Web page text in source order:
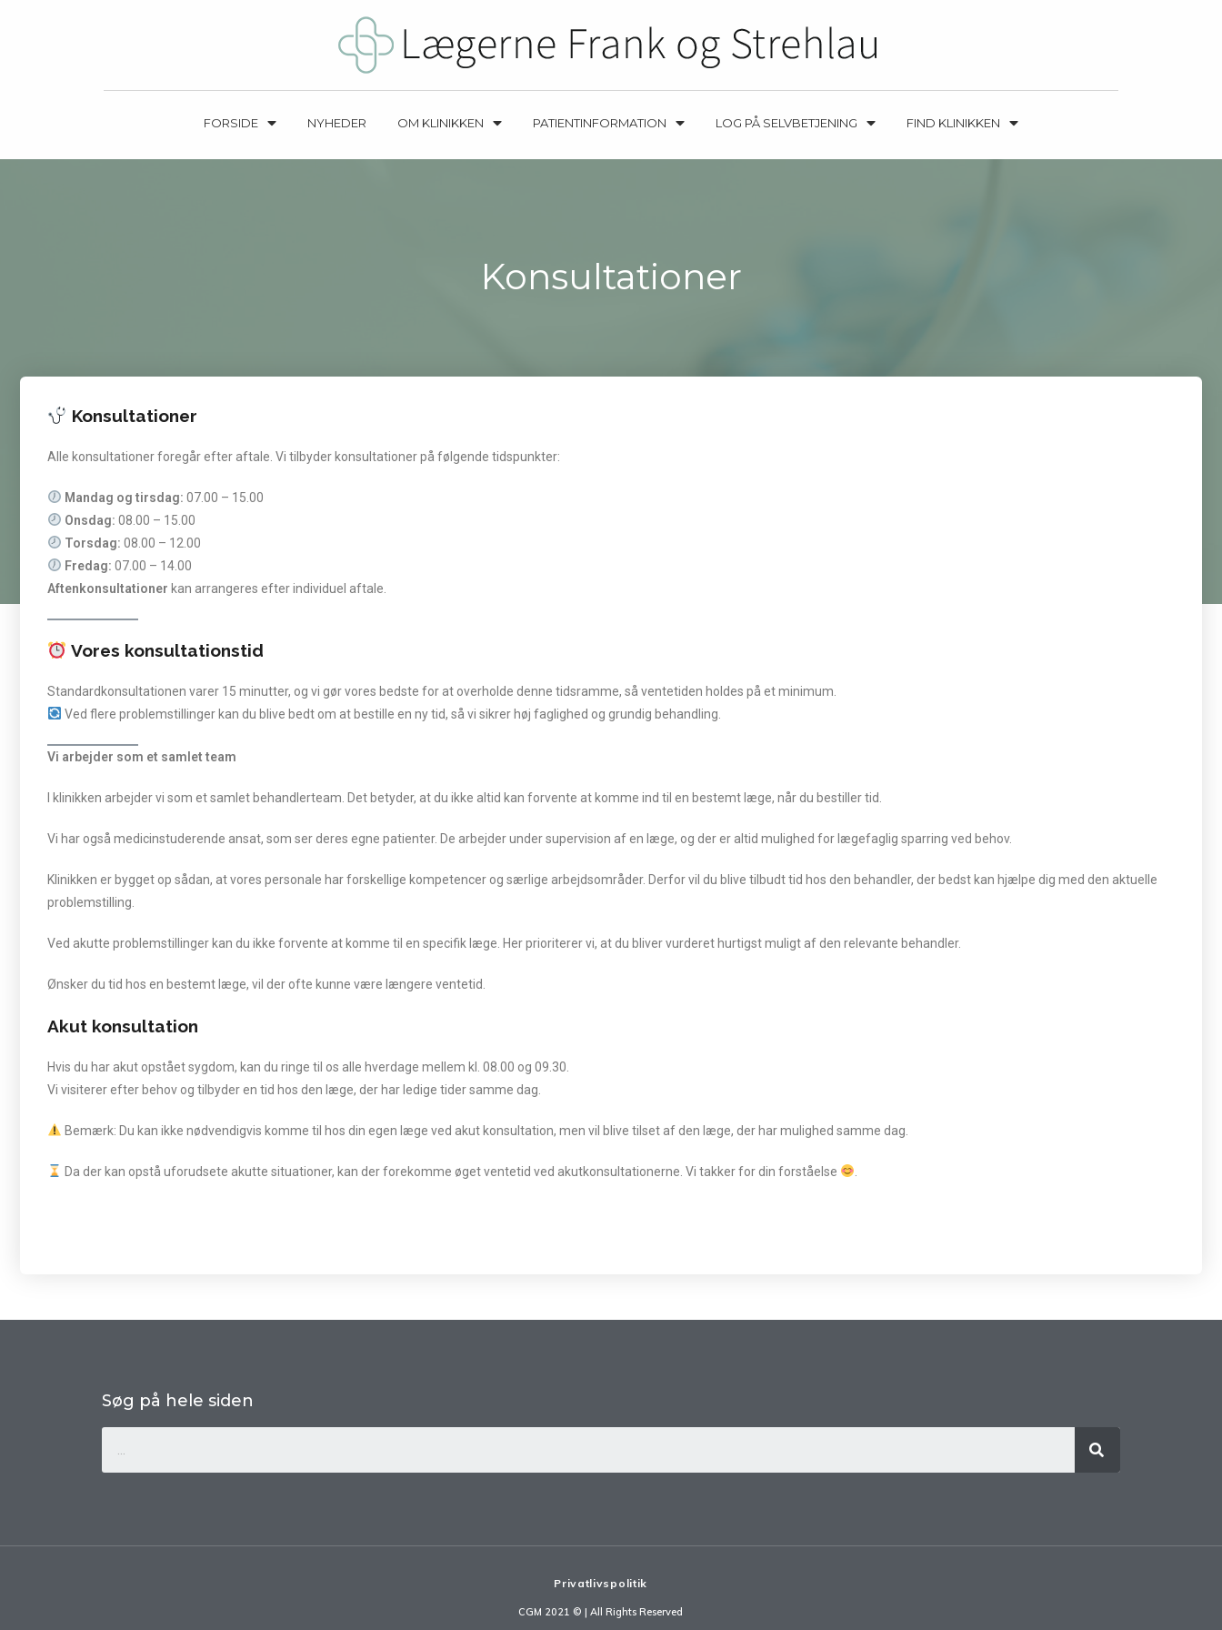
FORSIDE NYHEDER OM KLINIKKEN PATIENTINFORMATION LOG PÅ SELVBETJENING FIND KLINIKKEN
Konsultationer
Konsultationer
Alle konsultationer foregår efter aftale. Vi tilbyder konsultationer på følgende tidspunkter:
Mandag og tirsdag: 07.00 – 15.00
Onsdag: 08.00 – 15.00
Torsdag: 08.00 – 12.00
Fredag: 07.00 – 14.00
Aftenkonsultationer kan arrangeres efter individuel aftale.
Vores konsultationstid
Standardkonsultationen varer 15 minutter, og vi gør vores bedste for at overholde denne tidsramme, så ventetiden holdes på et minimum.
Ved flere problemstillinger kan du blive bedt om at bestille en ny tid, så vi sikrer høj faglighed og grundig behandling.
Vi arbejder som et samlet team
I klinikken arbejder vi som et samlet behandlerteam. Det betyder, at du ikke altid kan forvente at komme ind til en bestemt læge, når du bestiller tid.
Vi har også medicinstuderende ansat, som ser deres egne patienter. De arbejder under supervision af en læge, og der er altid mulighed for lægefaglig sparring ved behov.
Klinikken er bygget op sådan, at vores personale har forskellige kompetencer og særlige arbejdsområder. Derfor vil du blive tilbudt tid hos den behandler, der bedst kan hjælpe dig med den aktuelle
problemstilling.
Ved akutte problemstillinger kan du ikke forvente at komme til en specifik læge. Her prioriterer vi, at du bliver vurderet hurtigst muligt af den relevante behandler.
Ønsker du tid hos en bestemt læge, vil der ofte kunne være længere ventetid.
Akut konsultation
Hvis du har akut opstået sygdom, kan du ringe til os alle hverdage mellem kl. 08.00 og 09.30.
Vi visiterer efter behov og tilbyder en tid hos den læge, der har ledige tider samme dag.
Bemærk: Du kan ikke nødvendigvis komme til hos din egen læge ved akut konsultation, men vil blive tilset af den læge, der har mulighed samme dag.
Da der kan opstå uforudsete akutte situationer, kan der forekomme øget ventetid ved akutkonsultationerne. Vi takker for din forståelse
Søg på hele siden
Privatlivspolitik
CGM 2021 ©​ | All Rights Reserved